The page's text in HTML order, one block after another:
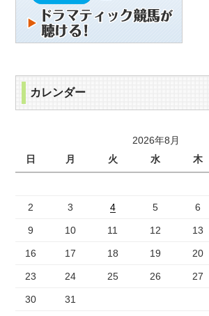
カレンダー
2026年8月
日
月 火 水 木
2 3 4 5 6
9 10 11 12 13
16 17 18 19 20
23 24 25 26 27
30 31